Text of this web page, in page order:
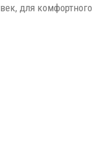
для комфортного